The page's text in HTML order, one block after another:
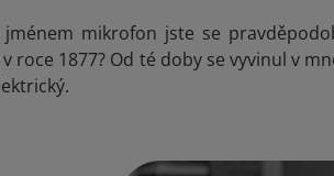
jménem mikrofon jste se
roce 1877? Od té doby se vyvinul v